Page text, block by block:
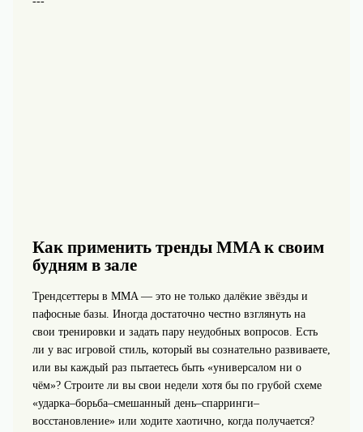
Как применить тренды MMA к своим
будням в зале
Трендсеттеры в MMA — это не только далёкие звёзды и
пафосные базы. Иногда достаточно честно взглянуть на
свои тренировки и задать пару неудобных вопросов. Есть
ли у вас игровой стиль, который вы сознательно развиваете,
или вы каждый раз пытаетесь быть «универсалом ни о
чём»? Строите ли вы свои недели хотя бы по грубой схеме
«ударка–борьба–смешанный день–спарринги–
восстановление» или ходите хаотично, когда получается?